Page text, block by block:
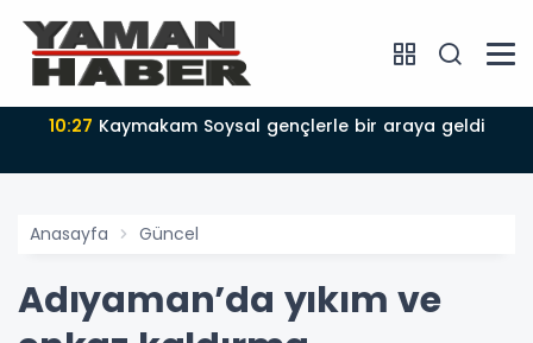
10:27 Kaymakam Soysal gençlerle bir araya geldi
Anasayfa Güncel
Adıyaman’da yıkım ve